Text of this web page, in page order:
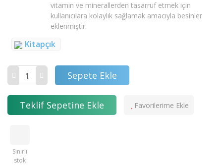
vitamin ve minerallerden tasarruf etmek için
kullanıcılara kolaylık sağlamak amacıyla besinler
eklenmiştir.
Kitapçık
Sepete Ekle
Teklif Sepetine Ekle
Sınırlı
stok